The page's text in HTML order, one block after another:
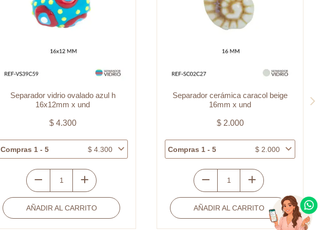
Separador vidrio ovalado azul h
16x12mm x und
$4.300
Compras 1 - 5 $ 4.300
Separador
vidrio
ovalado
AÑADIR AL CARRITO
Separador cerámica caracol beige
16mm x und
$2.000
Compras 1 - 5 $ 2.000
Separador
cerámica
caracol
AÑADIR AL CARRITO